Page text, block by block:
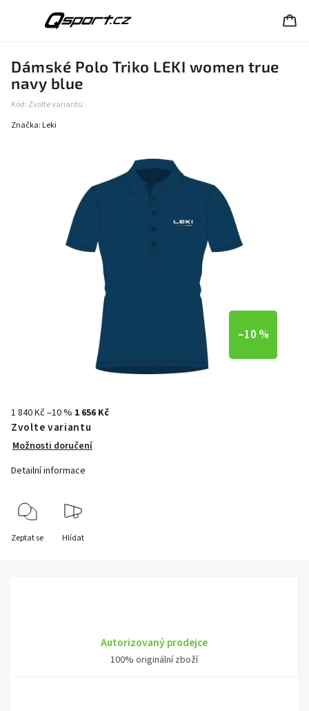
Dámské Polo Triko LEKI women true
navy blue
Kód: Zvolte variantu
Značka: Leki
–10 %
1 840 Kč–10 % 1 656 Kč
Zvolte variantu
Možnosti doručení
Detailní informace
Zeptat se Hlídat
Autorizovaný prodejce
100% originální zboží